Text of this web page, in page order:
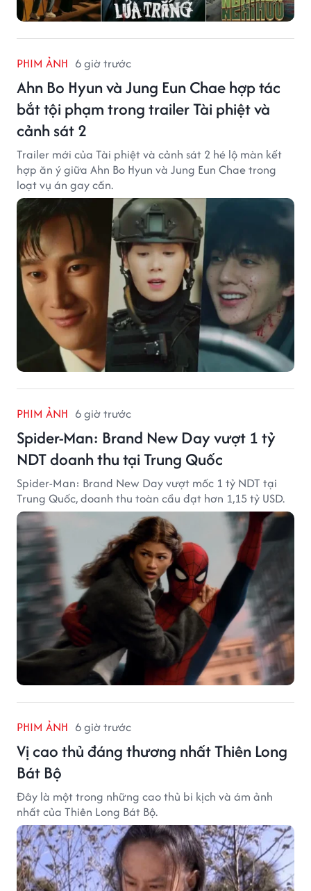
PHIM ẢNH 6 giờ trước
Ahn Bo Hyun và Jung Eun Chae hợp tác
bắt tội phạm trong trailer Tài phiệt và
cảnh sát 2
Trailer mới của Tài phiệt và cảnh sát 2 hé lộ màn kết
hợp ăn ý giữa Ahn Bo Hyun và Jung Eun Chae trong
loạt vụ án gay cấn.
PHIM ẢNH 6 giờ trước
Spider-Man: Brand New Day vượt 1 tỷ
NDT doanh thu tại Trung Quốc
Spider-Man: Brand New Day vượt mốc 1 tỷ NDT tại
Trung Quốc, doanh thu toàn cầu đạt hơn 1,15 tỷ USD.
PHIM ẢNH 6 giờ trước
Vị cao thủ đáng thương nhất Thiên Long
Bát Bộ
Đây là một trong những cao thủ bi kịch và ám ảnh
nhất của Thiên Long Bát Bộ.